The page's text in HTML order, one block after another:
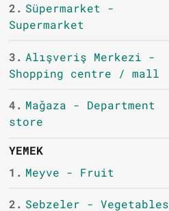
2. Süpermarket -
Supermarket
3. Alışveriş Merkezi -
Shopping centre / mall
4. Mağaza - Department
store
YEMEK
1. Meyve - Fruit
2. Sebzeler - Vegetables